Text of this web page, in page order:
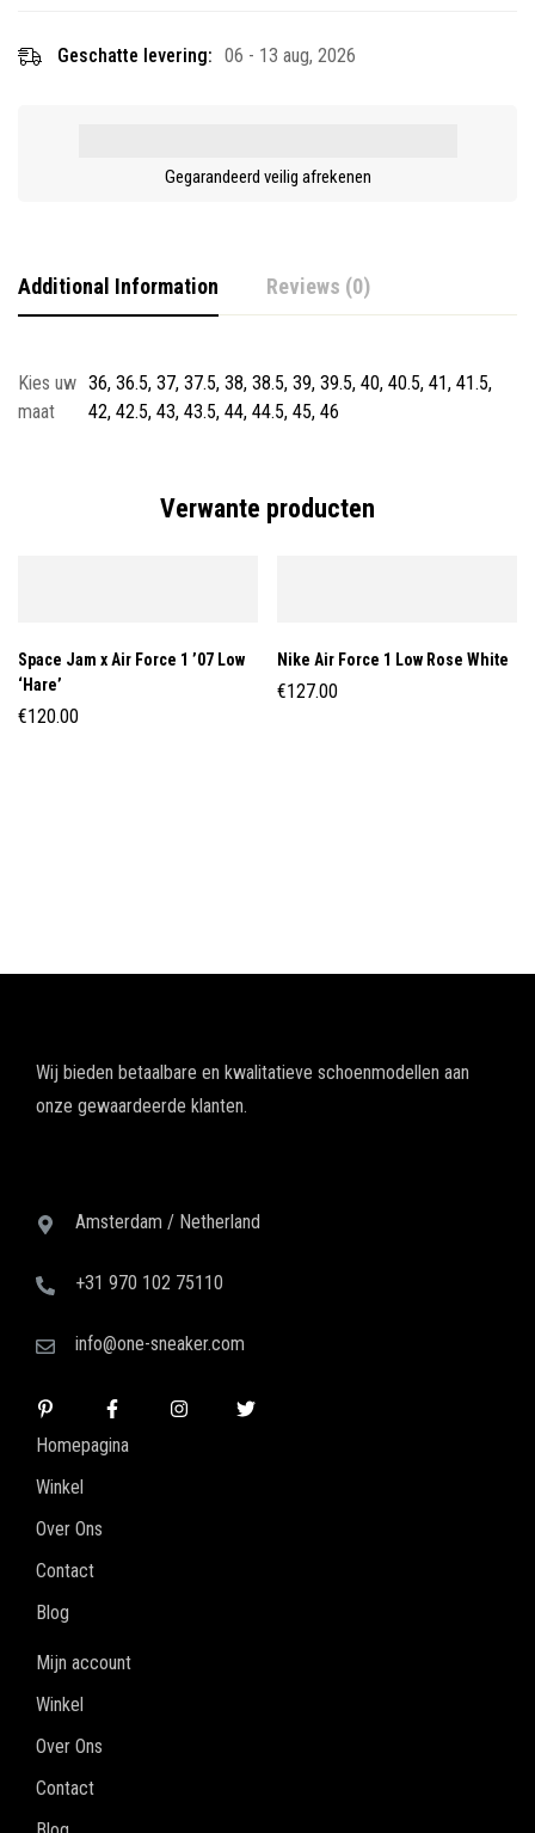
Geschatte levering: 06 - 13 aug, 2026
Gegarandeerd veilig afrekenen
Additional Information Reviews (0)
Kies uw
maat
36, 36.5, 37, 37.5, 38, 38.5, 39, 39.5, 40, 40.5, 41, 41.5,
42, 42.5, 43, 43.5, 44, 44.5, 45, 46
Verwante producten
Space Jam x Air Force 1 ’07 Low
‘Hare’
€120.00
Nike Air Force 1 Low Rose White
€127.00
Wij bieden betaalbare en kwalitatieve schoenmodellen aan
onze gewaardeerde klanten.
Amsterdam / Netherland
+31 970 102 75110
info@one-sneaker.com
Homepagina
Winkel
Over Ons
Contact
Blog
Mijn account
Winkel
Over Ons
Contact